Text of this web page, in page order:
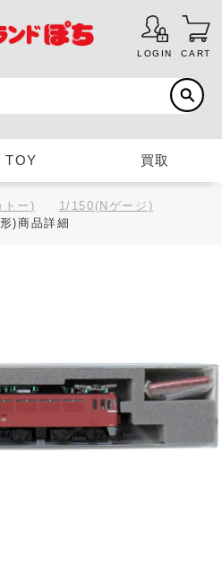
LOGIN CART
TOY 買取
トー)
1/150(Nゲージ)
)商品詳細